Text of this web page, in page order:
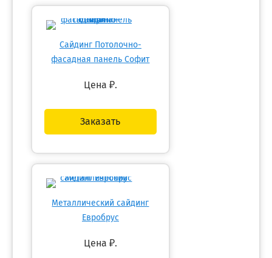
Сайдинг Потолочно-
фасадная панель Софит
Цена ₽.
Заказать
Металлический сайдинг
Евробрус
Цена ₽.